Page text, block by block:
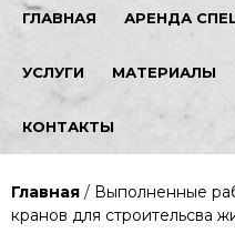
ГЛАВНАЯ АРЕНДА
УСЛУГИ МАТЕРИАЛЫ
КОНТАКТЫ
Главная / Выполненные
кранов для строительсва